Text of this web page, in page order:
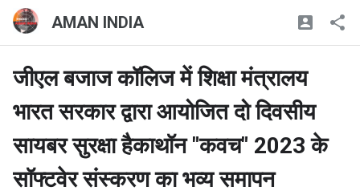
AMAN INDIA
जीएल बजाज कॉलिज में शिक्षा मंत्रालय
भारत सरकार द्वारा आयोजित दो दिवसीय
सायबर सुरक्षा हैकाथॉन "कवच" 2023 के
सॉफ्टवेर संस्करण का भव्य समापन